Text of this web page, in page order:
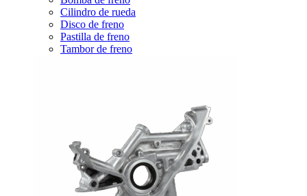
Cilindro de rueda
Disco de freno
Pastilla de freno
Tambor de freno